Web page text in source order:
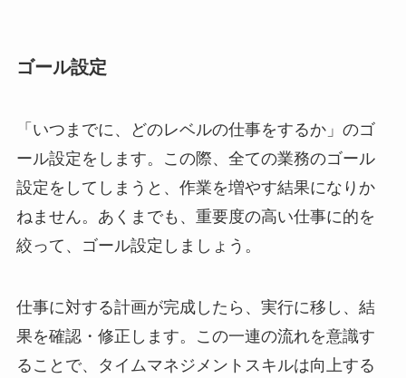
ゴール設定
「いつまでに、どのレベルの仕事をするか」のゴ
ール設定をします。この際、全ての業務のゴール
設定をしてしまうと、作業を増やす結果になりか
ねません。あくまでも、重要度の高い仕事に的を
絞って、ゴール設定しましょう。
仕事に対する計画が完成したら、実行に移し、結
果を確認・修正します。この一連の流れを意識す
ることで、タイムマネジメントスキルは向上する